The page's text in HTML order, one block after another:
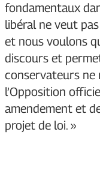
fondamentaux
libéral ne veut
et nous voulons
discours et
conservateurs
l’Opposition
amendement et
projet de loi. »